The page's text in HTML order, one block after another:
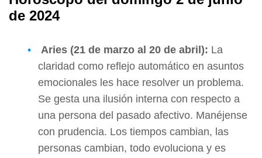
de 2024
Aries (21 de marzo al 20 de abril): La
claridad como reflejo automático en asuntos
emocionales les hace resolver un problema.
Se gesta una ilusión interna con respecto a
una persona del pasado afectivo. Manéjense
con prudencia. Los tiempos cambian, las
personas cambian, todo evoluciona y es